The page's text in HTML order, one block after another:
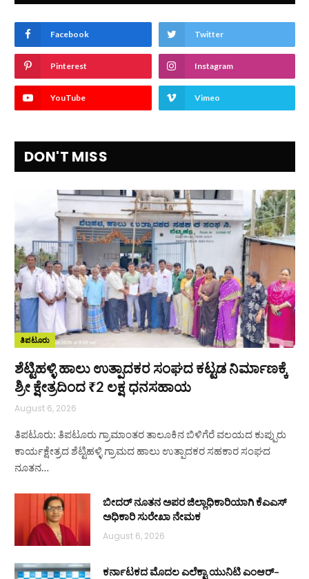
Facebook Twitter
Pinterest Instagram
YouTube Vimeo
DON'T MISS
ತಿಪಟೂರು
ಶೆಟ್ಟಿಹಳ್ಳಿ ಹಾಲು ಉತ್ಪಾದಕರ ಸಂಘದ ಕಟ್ಟಡ ನಿರ್ಮಾಣಕ್ಕೆ
ಶ್ರೀ ಕ್ಷೇತ್ರದಿಂದ ₹2 ಲಕ್ಷ ಧನಸಹಾಯ
August 6, 2026
ತಿಪಟೂರು: ತಿಪಟೂರು ಗ್ರಾಮಾಂತರ ತಾಲೂಕಿನ ಬಿಳಿಗೆರೆ ವಲಯದ ಕುಪ್ಪುರು
ಕಾರ್ಯಕ್ಷೇತ್ರದ ಶೆಟ್ಟಿಹಳ್ಳಿ ಗ್ರಾಮದ ಹಾಲು ಉತ್ಪಾದಕರ ಸಹಕಾರ ಸಂಘದ
ನೂತನ…
ಬೀದರ್ ನೂತನ ಅಪರ ಜಿಲ್ಲಾಧಿಕಾರಿಯಾಗಿ ಕೆಎಎಸ್
ಅಧಿಕಾರಿ ಸುರೇಖಾ ನೇಮಕ
August 6, 2026
ಕರ್ನಾಟಕದ ಮೊದಲ ಎಲೆಕ್ಟಾ ಯುನಿಟಿ ಎಂಆರ್–